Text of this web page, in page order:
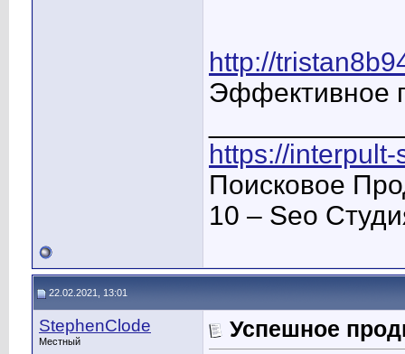
http://
Эффективное
https://
Поисковое
10 – Seo
22.02.2021, 13:01
StephenClode
Местный Успешное